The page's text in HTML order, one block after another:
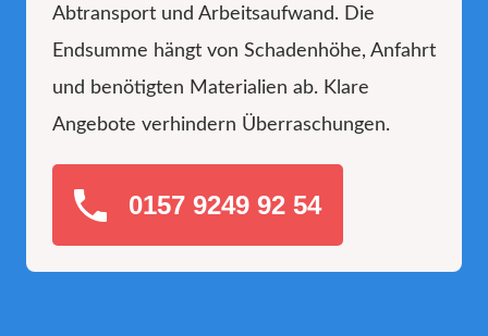
Abtransport und Arbeitsaufwand. Die
Endsumme hängt von Schadenhöhe, Anfahrt
und benötigten Materialien ab. Klare
Angebote verhindern Überraschungen.
0157 9249 92 54